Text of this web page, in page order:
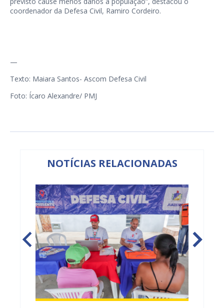
coordenador da Defesa Civil, Ramiro Cordeiro.
—
Texto: Maiara Santos- Ascom Defesa Civil
Foto: Ícaro Alexandre/ PMJ
NOTÍCIAS RELACIONADAS